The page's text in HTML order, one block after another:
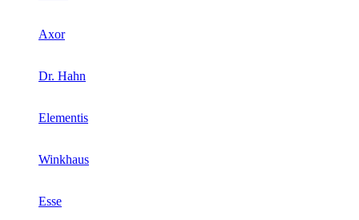
Axor
Dr. Hahn
Elementis
Winkhaus
Esse